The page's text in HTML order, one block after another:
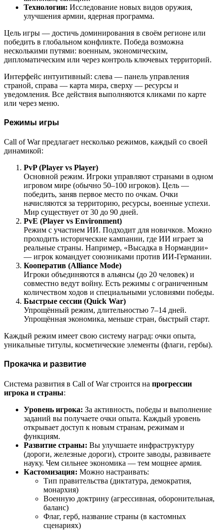
Технологии: Исследование новых видов оружия,
улучшения армии, ядерная программа.
Цель игры — достичь доминирования в своём регионе или
победить в глобальном конфликте. Победа возможна
несколькими путями: военным, экономическим,
дипломатическим или через контроль ключевых территорий.
Интерфейс интуитивный: слева — панель управления
страной, справа — карта мира, сверху — ресурсы и
уведомления. Все действия выполняются кликами по карте
или через меню.
Режимы игры
Call of War предлагает несколько режимов, каждый со своей
динамикой:
PvP (Player vs Player)
Основной режим. Игроки управляют странами в одном
игровом мире (обычно 50–100 игроков). Цель —
победить, заняв первое место по очкам. Очки
начисляются за территорию, ресурсы, военные успехи.
Мир существует от 30 до 90 дней.
PvE (Player vs Environment)
Режим с участием ИИ. Подходит для новичков. Можно
проходить исторические кампании, где ИИ играет за
реальные страны. Например, «Высадка в Нормандии»
— игрок командует союзниками против ИИ-Германии.
Кооператив (Alliance Mode)
Игроки объединяются в альянсы (до 20 человек) и
совместно ведут войну. Есть режимы с ограниченным
количеством ходов и специальными условиями победы.
Быстрые сессии (Quick War)
Упрощённый режим, длительностью 7–14 дней.
Упрощённая экономика, меньше стран, быстрый старт.
Каждый режим имеет свою систему наград: очки опыта,
уникальные титулы, косметические элементы (флаги, гербы).
Прокачка и развитие
Система развития в Call of War строится на прогрессии
игрока и страны:
Уровень игрока: За активность, победы и выполнение
заданий вы получаете очки опыта. Каждый уровень
открывает доступ к новым странам, режимам и
функциям.
Развитие страны: Вы улучшаете инфраструктуру
(дороги, железные дороги), строите заводы, развиваете
науку. Чем сильнее экономика — тем мощнее армия.
Кастомизация: Можно настраивать:
Тип правительства (диктатура, демократия,
монархия)
Военную доктрину (агрессивная, оборонительная,
баланс)
Флаг, герб, название страны (в кастомных
сценариях)